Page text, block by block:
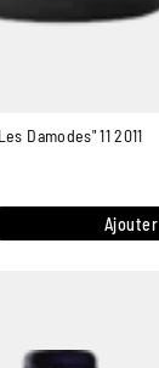
Damodes" 11 2011
Ajouter